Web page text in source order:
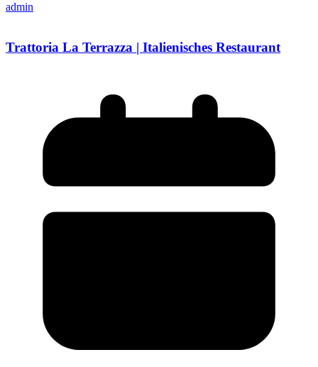
admin
Trattoria La Terrazza | Italienisches Restaurant